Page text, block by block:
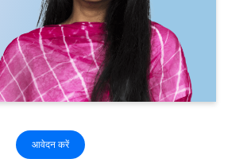
आवेदन करें